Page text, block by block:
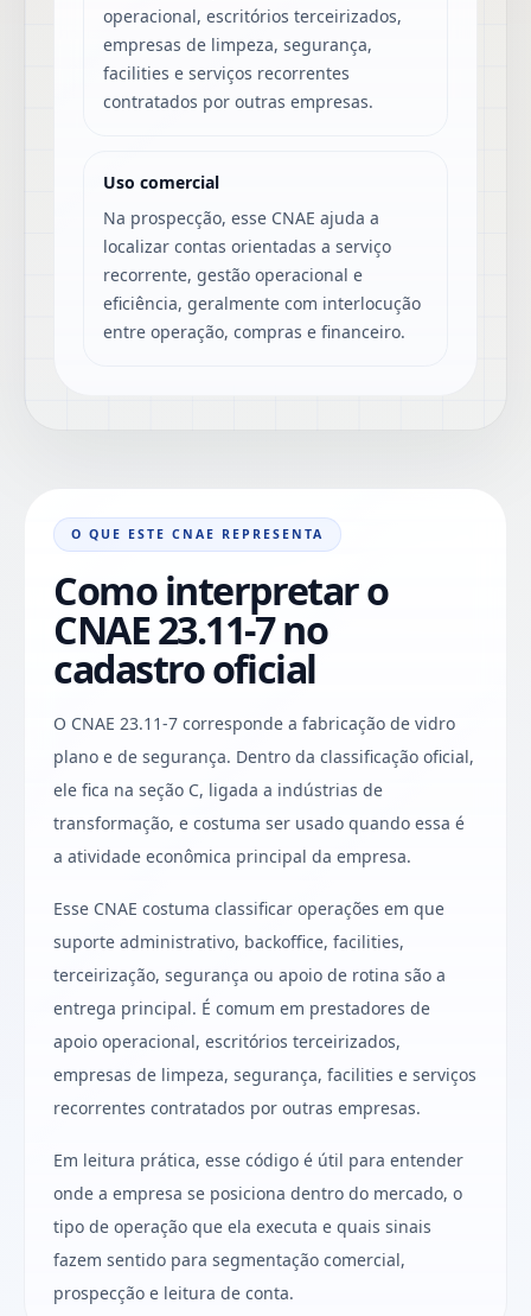
operacional, escritórios terceirizados,
empresas de limpeza, segurança,
facilities e serviços recorrentes
contratados por outras empresas.
Uso comercial
Na prospecção, esse CNAE ajuda a
localizar contas orientadas a serviço
recorrente, gestão operacional e
eficiência, geralmente com interlocução
entre operação, compras e financeiro.
O QUE ESTE CNAE REPRESENTA
Como interpretar o
CNAE 23.11-7 no
cadastro oficial
O CNAE 23.11-7 corresponde a fabricação de vidro
plano e de segurança. Dentro da classificação oficial,
ele fica na seção C, ligada a indústrias de
transformação, e costuma ser usado quando essa é
a atividade econômica principal da empresa.
Esse CNAE costuma classificar operações em que
suporte administrativo, backoffice, facilities,
terceirização, segurança ou apoio de rotina são a
entrega principal. É comum em prestadores de
apoio operacional, escritórios terceirizados,
empresas de limpeza, segurança, facilities e serviços
recorrentes contratados por outras empresas.
Em leitura prática, esse código é útil para entender
onde a empresa se posiciona dentro do mercado, o
tipo de operação que ela executa e quais sinais
fazem sentido para segmentação comercial,
prospecção e leitura de conta.